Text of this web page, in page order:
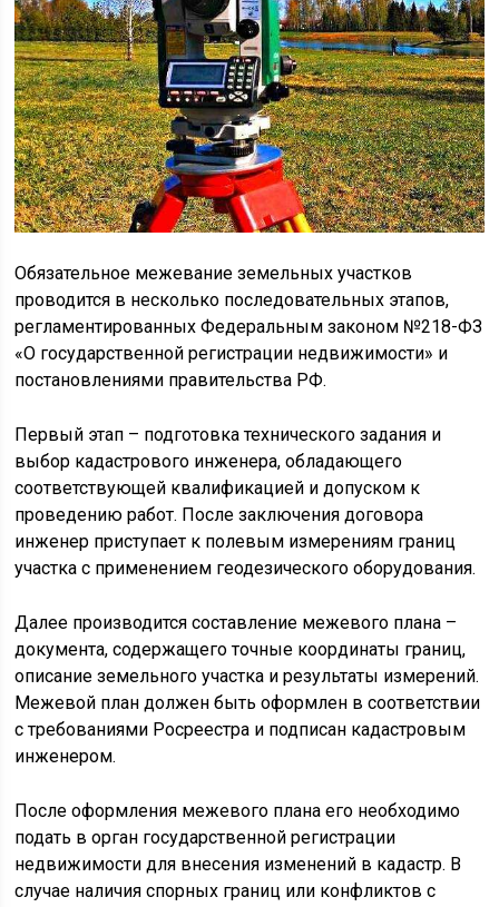
Обязательное межевание земельных участков
проводится в несколько последовательных этапов,
регламентированных Федеральным законом №218-ФЗ
«О государственной регистрации недвижимости» и
постановлениями правительства РФ.
Первый этап – подготовка технического задания и
выбор кадастрового инженера, обладающего
соответствующей квалификацией и допуском к
проведению работ. После заключения договора
инженер приступает к полевым измерениям границ
участка с применением геодезического оборудования.
Далее производится составление межевого плана –
документа, содержащего точные координаты границ,
описание земельного участка и результаты измерений.
Межевой план должен быть оформлен в соответствии
с требованиями Росреестра и подписан кадастровым
инженером.
После оформления межевого плана его необходимо
подать в орган государственной регистрации
недвижимости для внесения изменений в кадастр. В
случае наличия спорных границ или конфликтов с